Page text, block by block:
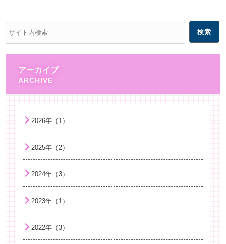
アーカイブ
2026年（1）
2025年（2）
2024年（3）
2023年（1）
2022年（3）